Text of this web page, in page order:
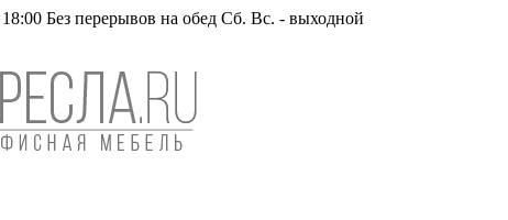
Без перерывов на обед Сб. Вс. - выходной